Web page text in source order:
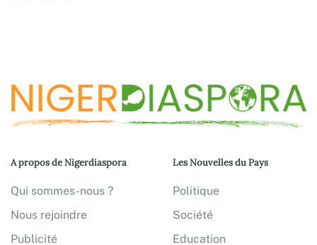
A propos de Nigerdiaspora
Qui sommes-nous ?
Nous rejoindre
Publicité
Les Nouvelles du Pays
Politique
Société
Education